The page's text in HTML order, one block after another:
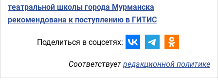
театральной школы города Мурманска
рекомендована к поступлению в ГИТИС
Поделиться в соцсетях:
Соответствуетредакционной политике